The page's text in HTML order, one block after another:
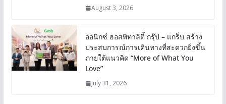
August 3, 2026
ออนิกซ์ ฮอสพิทาลิตี้ กรุ๊ป – แกร็บ สร้าง
ประสบการณ์การเดินทางที่สะดวกยิ่งขึ้น
ภายใต้แนวคิด “More of What You
Love”
July 31, 2026